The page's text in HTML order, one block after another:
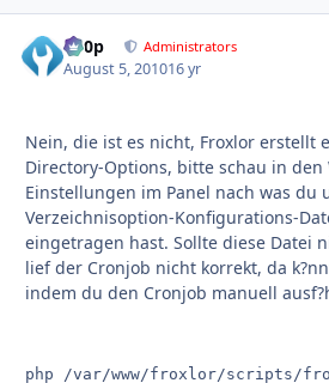
d00p Administrators
August 5, 201016 yr
Nein, die ist es nicht, Froxlor erstellt
Directory-Options, bitte schau in den
Einstellungen im Panel nach was du
Verzeichnisoption-Konfigurations-
eingetragen hast. Sollte diese Datei
lief der Cronjob nicht korrekt, da
indem du den Cronjob manuell
php /var/www/froxlor/scripts/